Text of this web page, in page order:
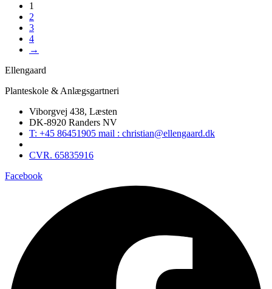
1
2
3
4
→
Ellengaard
Planteskole & Anlægsgartneri
Viborgvej 438, Læsten
DK-8920 Randers NV
T: +45 86451905 mail : christian@ellengaard.dk
CVR. 65835916
Facebook